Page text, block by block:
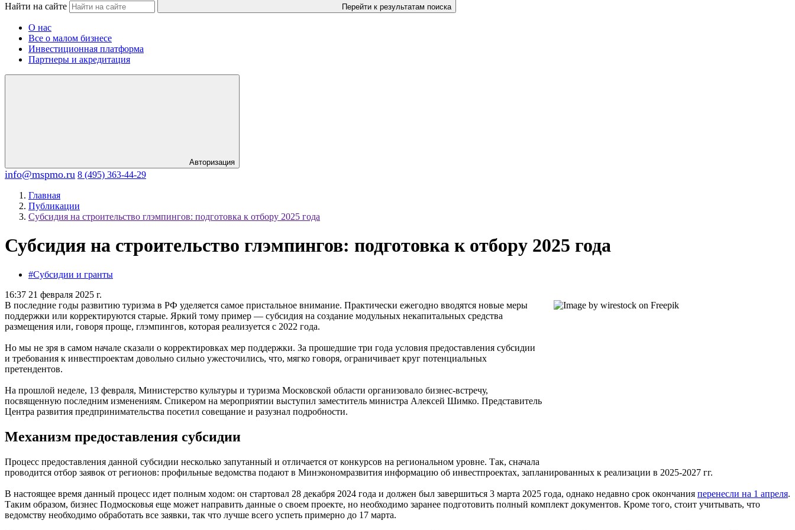
Найти на сайте Перейти к результатам поиска
О нас
Все о малом бизнесе
Инвестиционная платформа
Партнеры и акредитация
Авторизация
info@mspmo.ru 8 (495) 363-44-29
Главная
Публикации
Субсидия на строительство глэмпингов: подготовка к отбору 2025 года
Субсидия на строительство глэмпингов: подготовка к отбору 2025 года
#Субсидии и гранты
16:37 21 февраля 2025 г.
В последние годы развитию туризма в РФ уделяется самое пристальное внимание. Практически ежегодно вводятся новые меры
поддержки или корректируются старые. Яркий тому пример — субсидия на создание модульных некапитальных средства
размещения или, говоря проще, глэмпингов, которая реализуется с 2022 года.
Но мы не зря в самом начале сказали о корректировках мер поддержки. За прошедшие три года условия предоставления субсидии
и требования к инвестпроектам довольно сильно ужесточились, что, мягко говоря, ограничивает круг потенциальных
претендентов.
На прошлой неделе, 13 февраля, Министерство культуры и туризма Московской области организовало бизнес-встречу,
посвященную последним изменениям. Спикером на мероприятии выступил заместитель министра Алексей Шимко. Представитель
Центра развития предпринимательства посетил совещание и разузнал подробности.
Механизм предоставления субсидии
Процесс предоставления данной субсидии несколько запутанный и отличается от конкурсов на региональном уровне. Так, сначала
проводится отбор заявок от регионов: профильные ведомства подают в Минэкономразвития информацию об инвестпроектах, запланированных к реализации в 2025-2027 гг.
В настоящее время данный процесс идет полным ходом: он стартовал 28 декабря 2024 года и должен был завершиться 3 марта 2025 года, однако недавно срок окончания перенесли на 1 апреля.
Таким образом, бизнес Подмосковья еще может направить данные о своем проекте, но необходимо заранее подготовить полный комплект документов. Кроме того, стоит учитывать, что
ведомству необходимо обработать все заявки, так что лучше всего успеть примерно до 17 марта.